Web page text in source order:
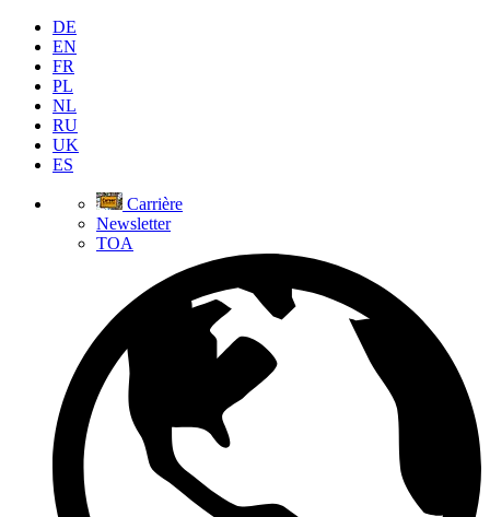
DE
EN
FR
PL
NL
RU
UK
ES
Carrière
Newsletter
TOA